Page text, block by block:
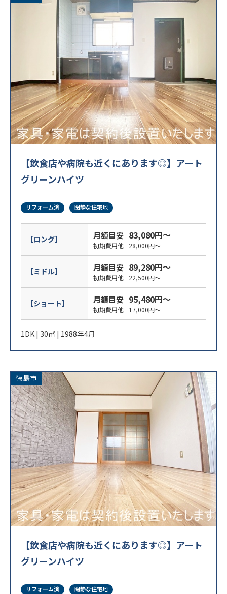
【飲食店や病院も近くにあります◎】アート
グリーンハイツ
リフォーム済 閑静な住宅地
【ロング】 月額目安 83,080円～
初期費用他 28,000円～
【ミドル】 月額目安 89,280円～
初期費用他 22,500円～
【ショート】 月額目安 95,480円～
初期費用他 17,000円～
1DK | 30㎡ | 1988年4月
徳島市
【飲食店や病院も近くにあります◎】アート
グリーンハイツ
リフォーム済 閑静な住宅地